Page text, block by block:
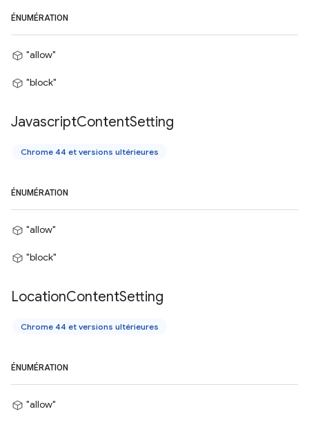
ÉNUMÉRATION
"allow"
"block"
JavascriptContentSetting
Chrome 44 et versions ultérieures
ÉNUMÉRATION
"allow"
"block"
LocationContentSetting
Chrome 44 et versions ultérieures
ÉNUMÉRATION
"allow"